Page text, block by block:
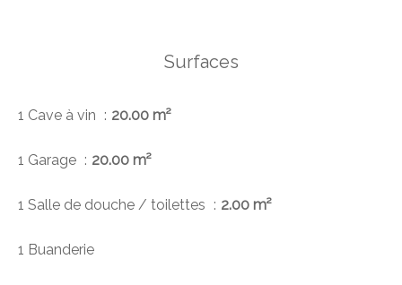
Surfaces
1 Cave à vin 20.00 m²
1 Garage 20.00 m²
1 Salle de douche / toilettes 2.00 m²
1 Buanderie